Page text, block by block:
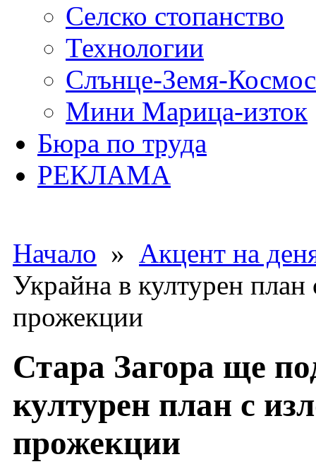
Селско стопанство
Технологии
Слънце-Земя-Космос
Мини Марица-изток
Бюра по труда
РЕКЛАМА
Начало » Акцент на
Украйна в културен
прожекции
Стара Загора ще
културен план с
прожекции